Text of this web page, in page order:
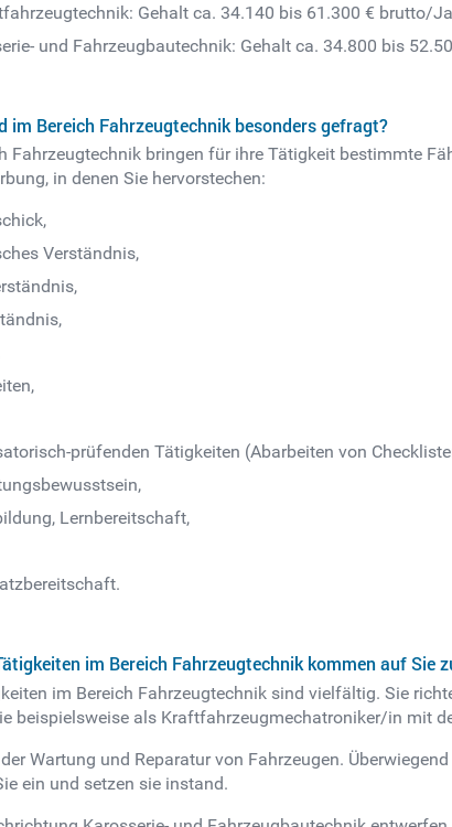
Gehalt ca. 34.140 bis 61.300 € brutto/
und Fahrzeugbautechnik: Gehalt ca. 34.800 bis
im Bereich Fahrzeugtechnik besonders gefragt?
Fahrzeugtechnik bringen für ihre Tätigkeit bestimmte
in denen Sie hervorstechen:
Verständnis,
prüfenden Tätigkeiten (Abarbeiten von
Lernbereitschaft,
im Bereich Fahrzeugtechnik kommen auf Sie
im Bereich Fahrzeugtechnik sind vielfältig. Sie
beispielsweise als Kraftfahrzeugmechatroniker/in mit
Wartung und Reparatur von Fahrzeugen.
ein und setzen sie instand.